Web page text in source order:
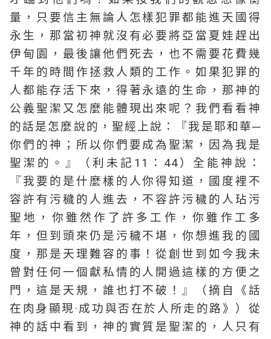
量，只要信主無論人怎樣犯罪都能進天國得
永生，那當初神就沒有必要將亞當夏娃趕出
伊甸園，最後讓他們死去，也不需要花費幾
千年的時間作拯救人類的工作。如果犯罪的
人都能存活下來，得著永遠的生命，那神的
公義聖潔又怎麼能體現出來呢？我們看看神
的話是怎麼說的，聖經上說：『我是耶和華─
你們的神；所以你們要成為聖潔，因為我是
聖潔的。』（利未記11：44）全能神說：
『我要的是什麼樣的人你得知道，國度裡不
容許有污穢的人進去，不容許污穢的人玷污
聖地，你雖然作了許多工作，你雖作工多
年，但到頭來仍是污穢不堪，你想進我的國
度，那是天理難容的事！從創世到如今我未
曾對任何一個獻私情的人開過這樣的方便之
門，這是天規，誰也打不破！』（摘自《話
在肉身顯現·成功與否在於人所走的路》）從
神的話中看到，神的實質是聖潔的，人只有